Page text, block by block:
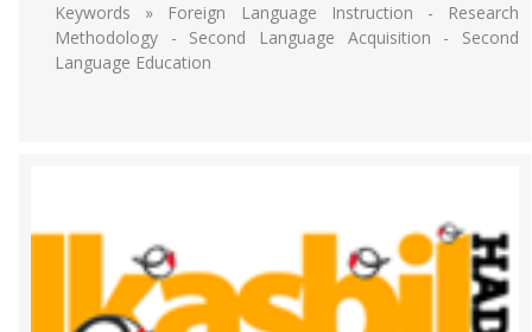
Keywords » Foreign Language Instruction - Research
Methodology - Second Language Acquisition - Second
Language Education